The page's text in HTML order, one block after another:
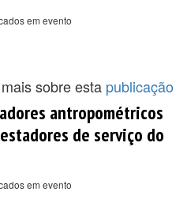
em evento
sobre esta publicação
antropométricos
de serviço do
em evento